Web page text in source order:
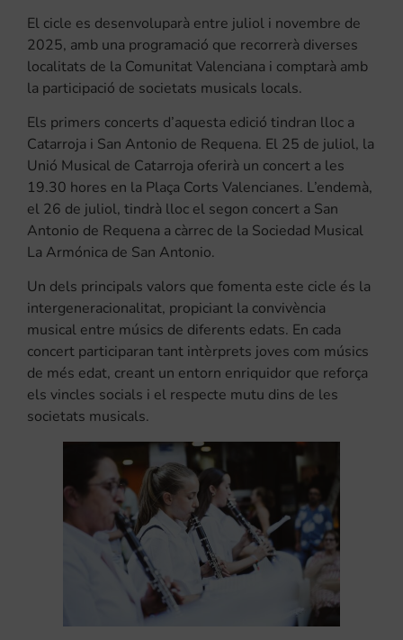
El cicle es desenvoluparà entre juliol i novembre de
2025, amb una programació que recorrerà diverses
localitats de la Comunitat Valenciana i comptarà amb
la participació de societats musicals locals.
Els primers concerts d’aquesta edició tindran lloc a
Catarroja i San Antonio de Requena. El 25 de juliol, la
Unió Musical de Catarroja oferirà un concert a les
19.30 hores en la Plaça Corts Valencianes. L’endemà,
el 26 de juliol, tindrà lloc el segon concert a San
Antonio de Requena a càrrec de la Sociedad Musical
La Armónica de San Antonio.
Un dels principals valors que fomenta este cicle és la
intergeneracionalitat, propiciant la convivència
musical entre músics de diferents edats. En cada
concert participaran tant intèrprets joves com músics
de més edat, creant un entorn enriquidor que reforça
els vincles socials i el respecte mutu dins de les
societats musicals.